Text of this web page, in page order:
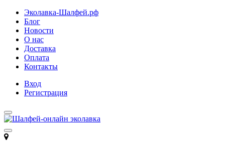
Эколавка-Шалфей.рф
Блог
Новости
О нас
Доставка
Оплата
Контакты
Вход
Регистрация